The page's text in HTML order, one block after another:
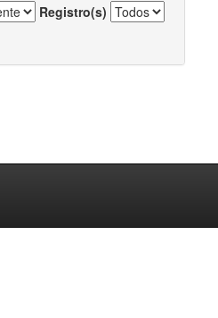
Registro(s)